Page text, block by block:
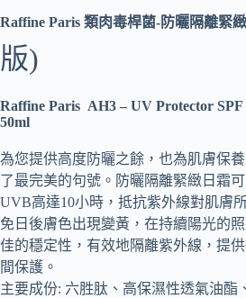
Raffine Paris 類肉毒桿菌-防曬隔離緊
版)
Raffine Paris AH3 – UV Protector SPF
50ml
為您提供高度防曬之餘，也為肌膚保
了最完美的句號。防曬隔離緊緻日霜
UVB高達10小時，抵抗紫外線對肌膚
免日後膚色出現變黃，在持續陽光的
佳的穩定性，有效地隔離紫外線，提
間保護。
主要成份: 六胜肽、高保濕性透氣油酯